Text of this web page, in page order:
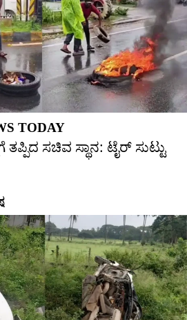
TODAY
ಸಚಿವ ಸ್ಥಾನ: ಟೈರ್ ಸುಟ್ಟು